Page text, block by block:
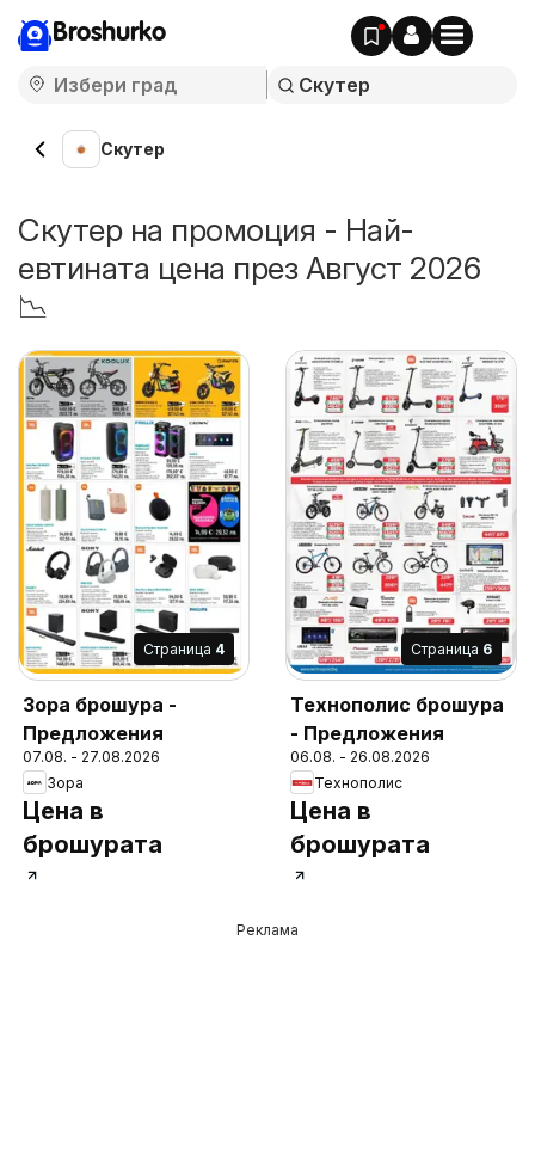
Broshurko
Скутер
Скутер на промоция - Най-
евтината цена през Август 2026
📉
Cтраница 4
Зора брошура -
Предложения
07.08. - 27.08.2026
Зора
Цена в
брошурата
Cтраница 6
Технополис брошура
- Предложения
06.08. - 26.08.2026
Технополис
Цена в
брошурата
Реклама